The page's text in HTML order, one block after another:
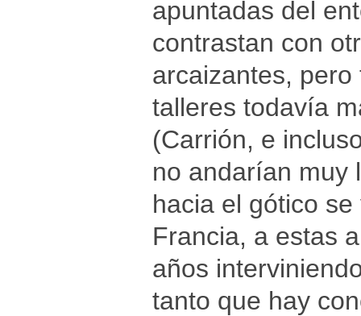
apuntadas del
contrastan con
arcaizantes,
talleres todavía
(Carrión, e
no andarían muy
hacia el gótico
Francia, a estas
años
tanto que hay